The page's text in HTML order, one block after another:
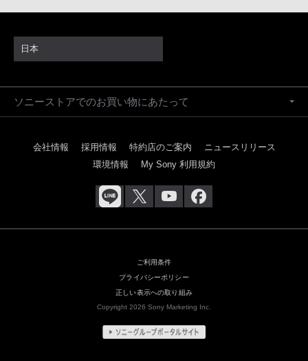
日本
ソニーストアでのお買い物にあたって
会社情報 採用情報 特約店のご案内
ニュースリリース
環境情報
My Sony 利用規約
ご利用条件
プライバシーポリシー
正しい表示への取り組み
Copyright 2026 Sony Marketing Inc.